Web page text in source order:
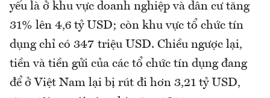
yếu là ở khu vực doanh nghiệp và dân cư tăng
31% lên 4,6 tỷ USD; còn khu vực tổ chức tín
dụng chỉ có 347 triệu USD. Chiều ngược lại,
tiền và tiền gửi của các tổ chức tín dụng đang
để ở Việt Nam lại bị rút đi hơn 3,21 tỷ USD,